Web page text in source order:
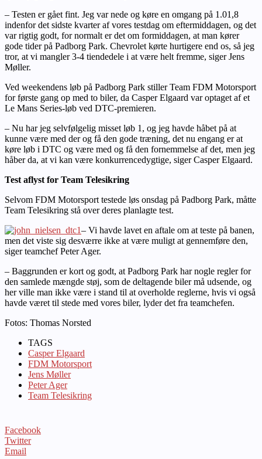
– Testen er gået fint. Jeg var nede og køre en omgang på 1.01,8
indenfor det sidste kvarter af vores testdag om eftermiddagen, og det
var rigtig godt, for normalt er det om formiddagen, at man kører
gode tider på Padborg Park. Chevrolet kørte hurtigere end os, så jeg
tror, at vi mangler 3-4 tiendedele i at være helt fremme, siger Jens
Møller.
Ved weekendens løb på Padborg Park stiller Team FDM Motorsport
for første gang op med to biler, da Casper Elgaard var optaget af et
Le Mans Series-løb ved DTC-premieren.
– Nu har jeg selvfølgelig misset løb 1, og jeg havde håbet på at
kunne være med der og få den gode træning, det nu engang er at
køre løb i DTC og være med og få den fornemmelse af det, men jeg
håber da, at vi kan være konkurrencedygtige, siger Casper Elgaard.
Test aflyst for Team Telesikring
Selvom FDM Motorsport testede løs onsdag på Padborg Park, måtte
Team Telesikring stå over deres planlagte test.
– Vi havde lavet en aftale om at teste på banen,
men det viste sig desværre ikke at være muligt at gennemføre den,
siger teamchef Peter Ager.
– Baggrunden er kort og godt, at Padborg Park har nogle regler for
den samlede mængde støj, som de deltagende biler må udsende, og
her ville man ikke være i stand til at overholde reglerne, hvis vi også
havde været til stede med vores biler, lyder det fra teamchefen.
Fotos: Thomas Norsted
TAGS
Casper Elgaard
FDM Motorsport
Jens Møller
Peter Ager
Team Telesikring
Facebook
Twitter
Email